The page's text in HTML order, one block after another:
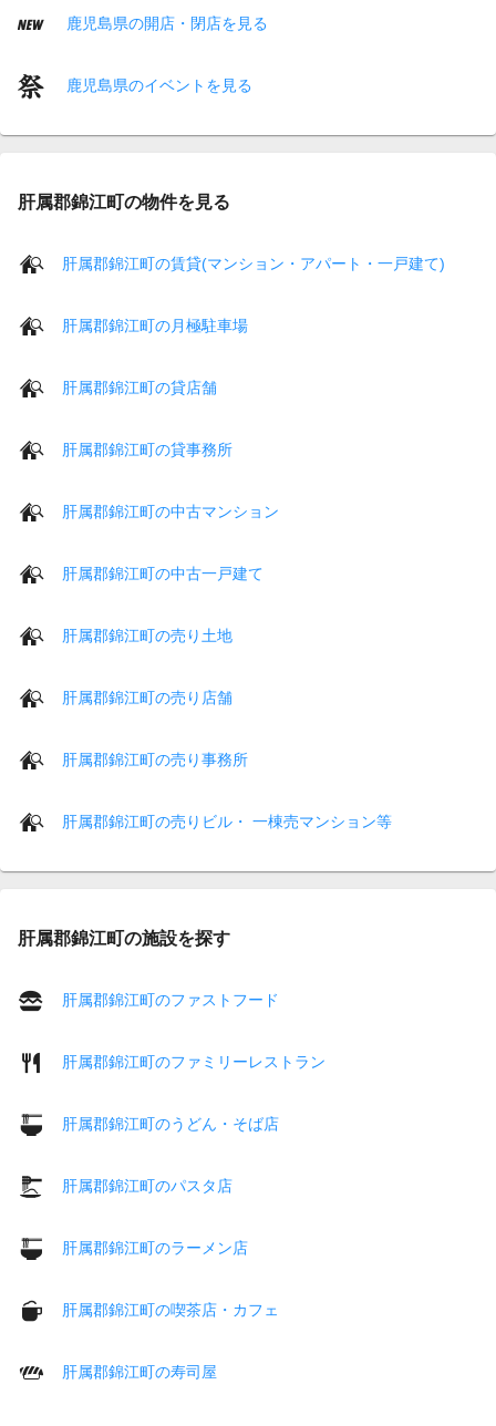
鹿児島県の開店・閉店を見る
鹿児島県のイベントを見る
肝属郡錦江町の物件を見る
肝属郡錦江町の賃貸(マンション・アパート・一戸建て)
肝属郡錦江町の月極駐車場
肝属郡錦江町の貸店舗
肝属郡錦江町の貸事務所
肝属郡錦江町の中古マンション
肝属郡錦江町の中古一戸建て
肝属郡錦江町の売り土地
肝属郡錦江町の売り店舗
肝属郡錦江町の売り事務所
肝属郡錦江町の売りビル・ 一棟売マンション等
肝属郡錦江町の施設を探す
肝属郡錦江町のファストフード
肝属郡錦江町のファミリーレストラン
肝属郡錦江町のうどん・そば店
肝属郡錦江町のパスタ店
肝属郡錦江町のラーメン店
肝属郡錦江町の喫茶店・カフェ
肝属郡錦江町の寿司屋